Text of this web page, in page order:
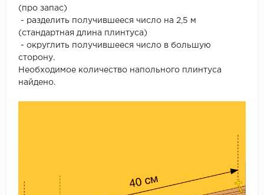
(про запас)
- разделить получившееся число на 2,5 м
(стандартная длина плинтуса)
- округлить получившееся число в большую
сторону.
Необходимое количество напольного плинтуса
найдено.